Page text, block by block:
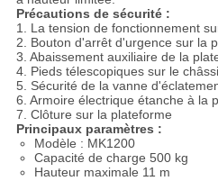
Précautions de sécurité :
1. La tension de fonctionnement
2. Bouton d'arrêt d'urgence sur la
3. Abaissement auxiliaire de la
4. Pieds télescopiques sur le
5. Sécurité de la vanne
6. Armoire électrique étanche à la
7. Clôture sur la plateforme
Principaux paramètres :
Modèle : MK1200
Capacité de charge 500 kg
Hauteur maximale 11 m